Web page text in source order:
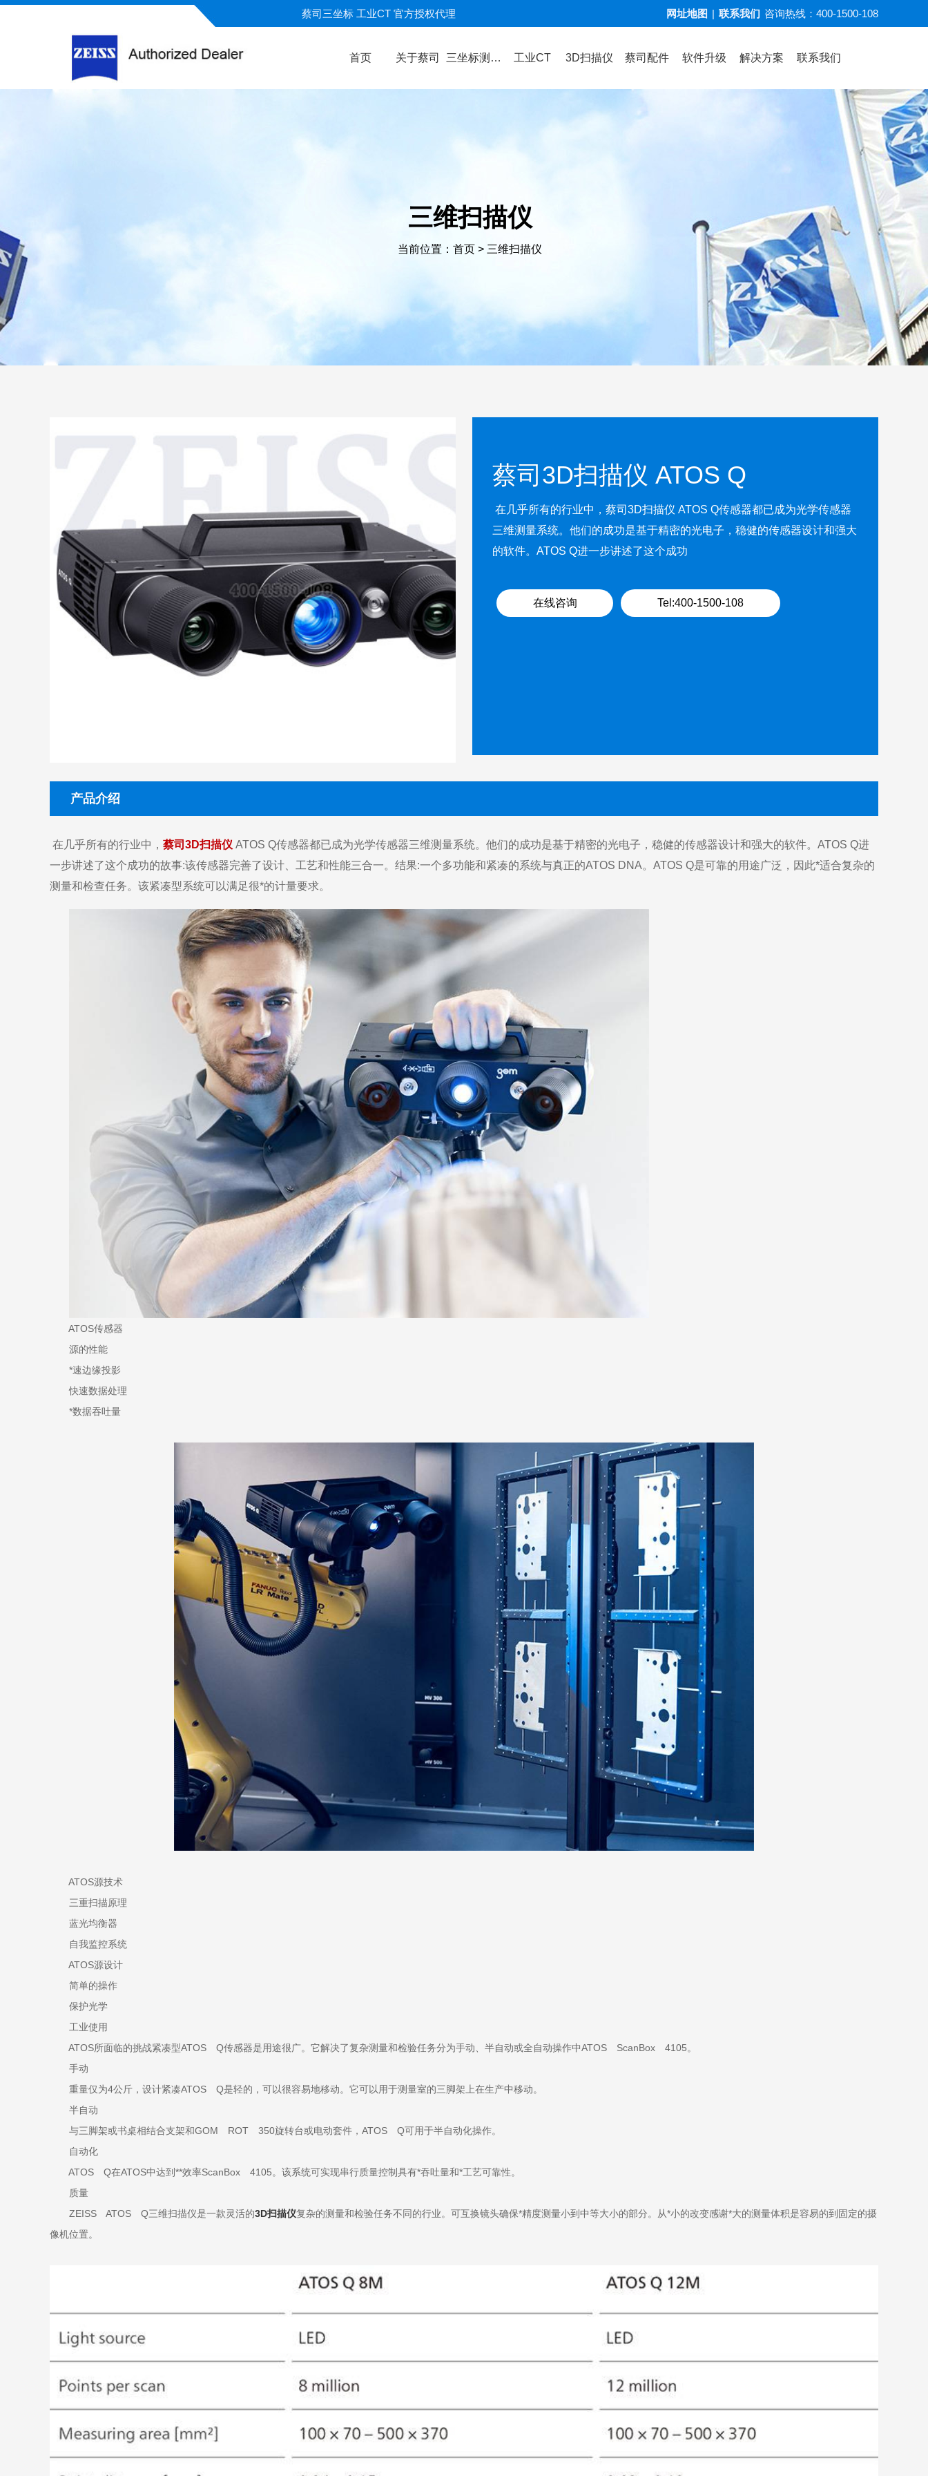
蔡司三坐标 工业CT 官方授权代理 网址地图 | 联系我们 咨询热线： 400-1500-108
首页 关于蔡司 三坐标测量机 工业CT 3D扫描仪 蔡司配件 软件升级 解决方案 联系我们
三维扫描仪
当前位置：首页 > 三维扫描仪
蔡司3D扫描仪 ATOS Q
在几乎所有的行业中，蔡司3D扫描仪 ATOS Q传感器都已成为光学传感器
三维测量系统。他们的成功是基于精密的光电子，稳健的传感器设计和强大
的软件。ATOS Q进一步讲述了这个成功
在线咨询 Tel:400-1500-108
产品介绍
在几乎所有的行业中， 蔡司3D扫描仪 ATOS Q传感器都已成为光学传感器三维测量系统。他们的成功是基于精密的光电子，稳健的传感器设计和强大的软件。ATOS Q进
一步讲述了这个成功的故事:该传感器完善了设计、工艺和性能三合一。结果:一个多功能和紧凑的系统与真正的ATOS DNA。ATOS Q是可靠的用途广泛，因此*适合复杂的
测量和检查任务。该紧凑型系统可以满足很*的计量要求。
ATOS传感器
源的性能
*速边缘投影
快速数据处理
*数据吞吐量
ATOS源技术
三重扫描原理
蓝光均衡器
自我监控系统
ATOS源设计
简单的操作
保护光学
工业使用
ATOS所面临的挑战紧凑型ATOS Q传感器是用途很广。它解决了复杂测量和检验任务分为手动、半自动或全自动操作中ATOS ScanBox 4105。
手动
重量仅为4公斤，设计紧凑ATOS Q是轻的，可以很容易地移动。它可以用于测量室的三脚架上在生产中移动。
半自动
与三脚架或书桌相结合支架和GOM ROT 350旋转台或电动套件，ATOS Q可用于半自动化操作。
自动化
ATOS Q在ATOS中达到**效率ScanBox 4105。该系统可实现串行质量控制具有*吞吐量和*工艺可靠性。
质量
ZEISS ATOS Q三维扫描仪是一款灵活的3D扫描仪复杂的测量和检验任务不同的行业。可互换镜头确保*精度测量小到中等大小的部分。从*小的改变感谢*大的测量体积是容易的到固定的摄
像机位置。